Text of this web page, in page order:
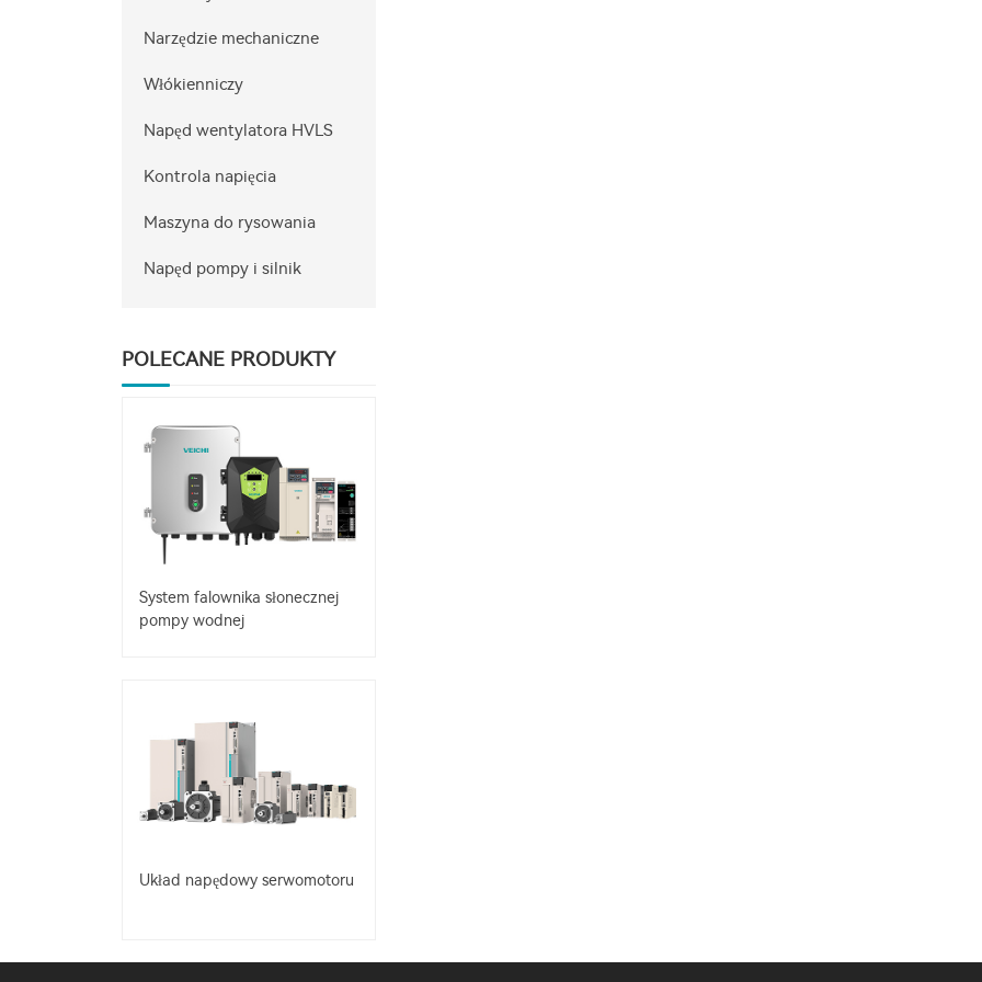
Narzędzie mechaniczne
Włókienniczy
Napęd wentylatora HVLS
Kontrola napięcia
Maszyna do rysowania
Napęd pompy i silnik
POLECANE PRODUKTY
System falownika słonecznej
pompy wodnej
Układ napędowy serwomotoru